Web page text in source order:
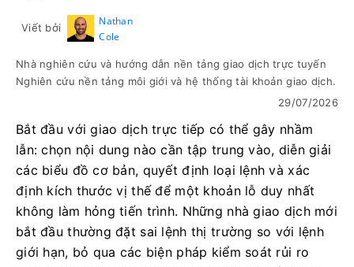
Viết bởi
Nathan
Cole
Nhà nghiên cứu và hướng dẫn nền tảng giao dịch trực tuyến
Nghiên cứu nền tảng môi giới và hệ thống tài khoản giao dịch.
29/07/2026
Bắt đầu với giao dịch trực tiếp có thể gây nhầm
lẫn: chọn nội dung nào cần tập trung vào, diễn giải
các biểu đồ cơ bản, quyết định loại lệnh và xác
định kích thước vị thế để một khoản lỗ duy nhất
không làm hỏng tiến trình. Những nhà giao dịch mới
bắt đầu thường đặt sai lệnh thị trường so với lệnh
giới hạn, bỏ qua các biện pháp kiểm soát rủi ro